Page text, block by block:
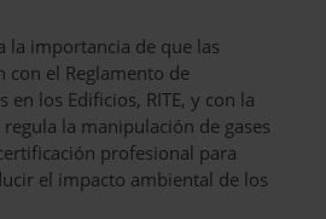
la importancia de que las
con el Reglamento de
en los Edificios, RITE, y con la
la manipulación de gases
profesional para
el impacto ambiental de los